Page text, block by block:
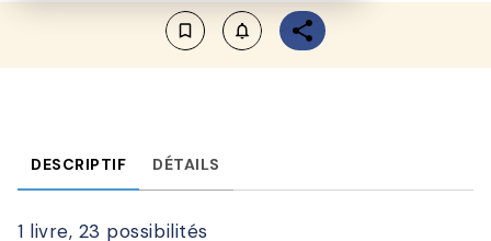
bookmark_border notifications_none_outlined
DESCRIPTIF DÉTAILS
1 livre, 23 possibilités